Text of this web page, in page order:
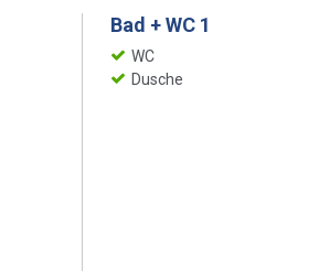
Bad + WC 1
WC
Dusche